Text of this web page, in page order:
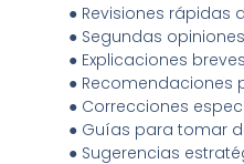
● Revisiones rápidas
● Segundas
● Explicaciones
● Recomendaciones
● Correcciones
● Guías para tomar
● Sugerencias